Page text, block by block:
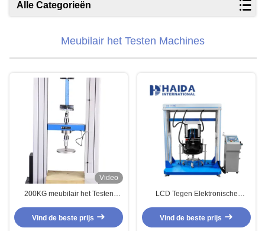
Alle Categorieën
Meubilair het Testen Machines
Video
200KG meubilair het Testen
IFD-de Hardheid van de
Schuimcompressie het Testen
Vind de beste prijs
LCD Tegen Elektronische
Achter de
Duurzaamheidsmeetapparaat
Vind de beste prijs